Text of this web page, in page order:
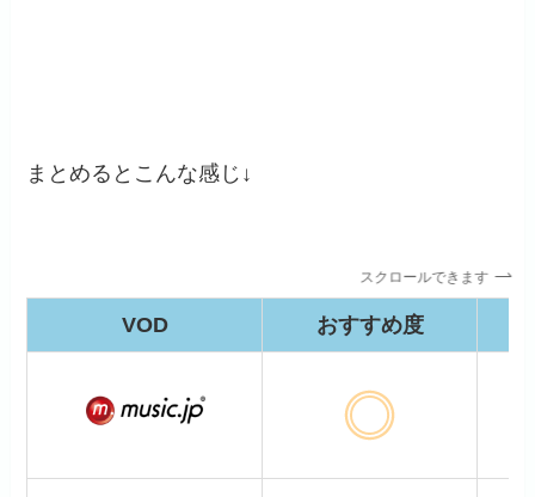
まとめるとこんな感じ↓
スクロールできます
VOD おすすめ度